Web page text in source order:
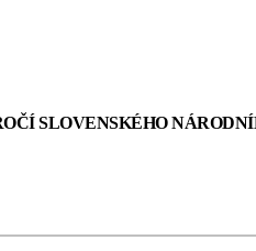
SLOVENSKÉHO